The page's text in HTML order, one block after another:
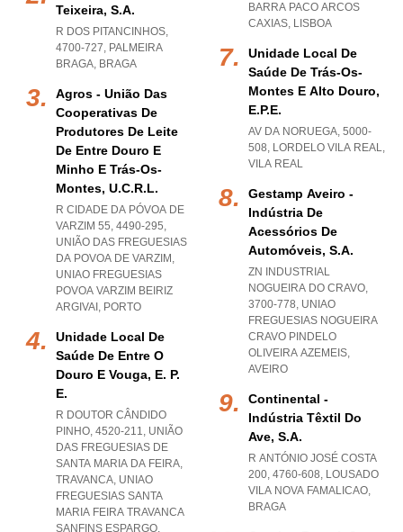
Teixeira, S.a.
R DOS PITANCINHOS,
4700-727, PALMEIRA
BRAGA, BRAGA
Agros - União Das
Cooperativas De
Produtores De Leite
De Entre Douro E
Minho E Trás-Os-
Montes, U.c.r.l.
R CIDADE DA PÓVOA DE
VARZIM 55, 4490-295,
UNIÃO DAS FREGUESIAS
DA POVOA DE VARZIM ,
UNIAO FREGUESIAS
POVOA VARZIM BEIRIZ
ARGIVAI , PORTO
Unidade Local De
Saúde De Entre O
Douro E Vouga, E. P.
E.
R DOUTOR CÂNDIDO
PINHO, 4520-211, UNIÃO
DAS FREGUESIAS DE
SANTA MARIA DA FEIRA,
TRAVANCA, UNIAO
FREGUESIAS SANTA
MARIA FEIRA TRAVANCA
SANFINS ESPARGO,
BARRA PACO ARCOS
CAXIAS, LISBOA
Unidade Local De
Saúde De Trás-Os-
Montes E Alto Douro,
E.p.e.
AV DA NORUEGA, 5000-
508, LORDELO VILA REAL,
VILA REAL
Gestamp Aveiro -
Indústria De
Acessórios De
Automóveis, S.a.
ZN INDUSTRIAL
NOGUEIRA DO CRAVO,
3700-778, UNIAO
FREGUESIAS NOGUEIRA
CRAVO PINDELO
OLIVEIRA AZEMEIS,
AVEIRO
Continental -
Indústria Têxtil Do
Ave, S.a.
R ANTÓNIO JOSÉ COSTA
200, 4760-608, LOUSADO
VILA NOVA FAMALICAO,
BRAGA